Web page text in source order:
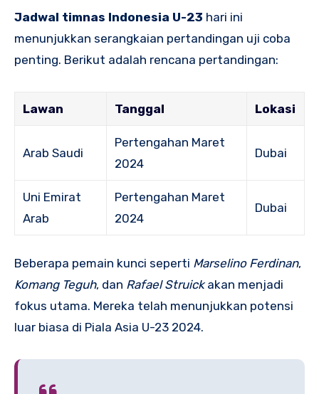
Jadwal timnas Indonesia U-23 hari ini
menunjukkan serangkaian pertandingan uji coba
penting. Berikut adalah rencana pertandingan:
Lawan Tanggal Lokasi
Arab Saudi
Pertengahan Maret
2024
Dubai
Uni Emirat
Arab
Pertengahan Maret
2024
Dubai
Beberapa pemain kunci seperti Marselino Ferdinan,
Komang Teguh, dan Rafael Struickakan menjadi
fokus utama. Mereka telah menunjukkan potensi
luar biasa di Piala Asia U-23 2024.